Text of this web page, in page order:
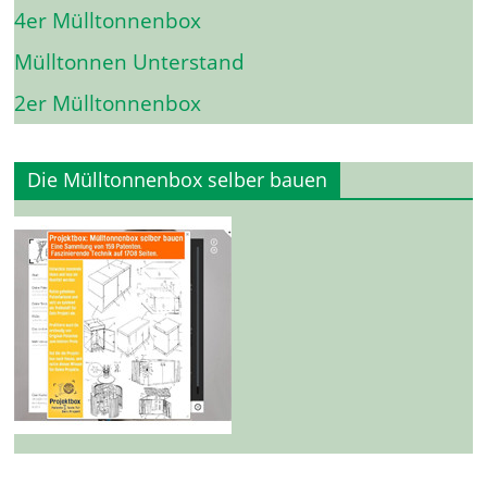
4er Mülltonnenbox
Mülltonnen Unterstand
2er Mülltonnenbox
Die Mülltonnenbox selber bauen